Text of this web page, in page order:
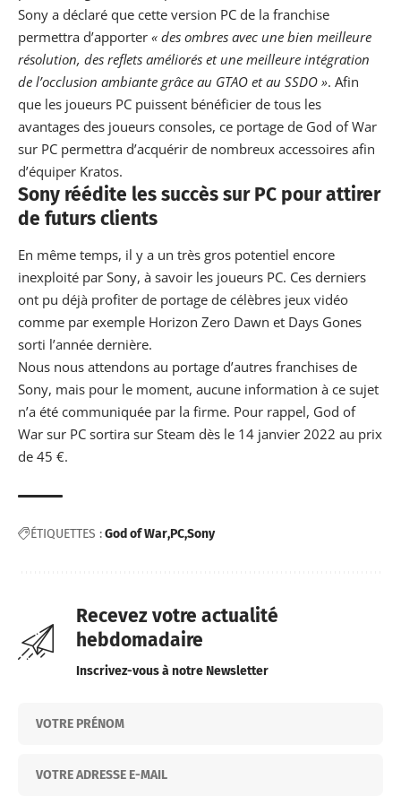
Sony a déclaré que cette version PC de la franchise
permettra d’apporter « des ombres avec une bien meilleure
résolution, des reflets améliorés et une meilleure intégration
de l’occlusion ambiante grâce au GTAO et au SSDO ». Afin
que les joueurs PC puissent bénéficier de tous les
avantages des joueurs consoles, ce portage de God of War
sur PC permettra d’acquérir de nombreux accessoires afin
d’équiper Kratos.
Sony réédite les succès sur PC pour attirer
de futurs clients
En même temps, il y a un très gros potentiel encore
inexploité par Sony, à savoir les joueurs PC. Ces derniers
ont pu déjà profiter de portage de célèbres jeux vidéo
comme par exemple Horizon Zero Dawn et Days Gones
sorti l’année dernière.
Nous nous attendons au portage d’autres franchises de
Sony, mais pour le moment, aucune information à ce sujet
n’a été communiquée par la firme. Pour rappel, God of
War sur PC sortira sur Steam dès le 14 janvier 2022 au prix
de 45 €.
ÉTIQUETTES :God of War PCSony
Recevez votre actualité
hebdomadaire
Inscrivez-vous à notre Newsletter